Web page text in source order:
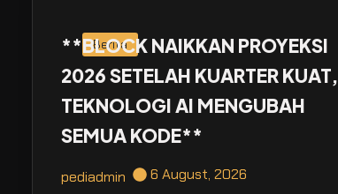
Berita
**BLOCK NAIKKAN PROYEKSI
2026 SETELAH KUARTER KUAT,
TEKNOLOGI AI MENGUBAH
SEMUA KODE**
pediadmin 6 August, 2026